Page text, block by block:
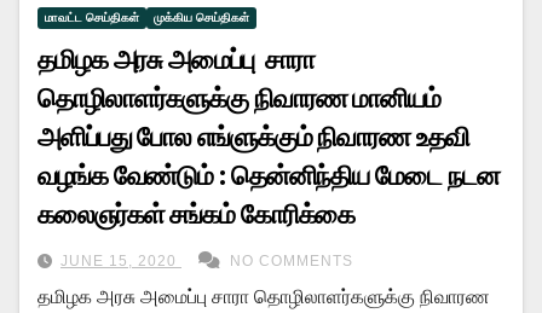
மாவட்ட செய்திகள் முக்கிய செய்திகள்
தமிழக அரசு அமைப்பு சாரா
தொழிலாளர்களுக்கு நிவாரண மானியம்
அளிப்பது போல எங்ளுக்கும் நிவாரண உதவி
வழங்க வேண்டும் : தென்னிந்திய மேடை நடன
கலைஞர்கள் சங்கம் கோரிக்கை
JUNE 15, 2020 NO COMMENTS
தமிழக அரசு அமைப்பு சாரா தொழிலாளர்களுக்கு நிவாரண